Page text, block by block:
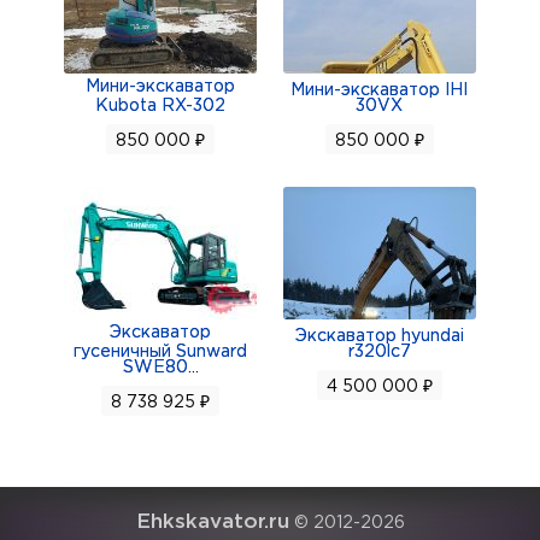
3825915, +79995600595.
Мини-экскаватор
Kubota RX-302
850 000 ₽
Мини-экскаватор IHI
30VX
850 000 ₽
Экскаватор
гусеничный Sunward
SWE80
8 738 925 ₽
Экскаватор hyundai
r320lc7
4 500 000 ₽
Ehkskavator.ru © 2012-2026